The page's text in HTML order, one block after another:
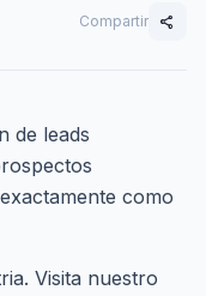
Compartir share
de leads
como
Visita nuestro